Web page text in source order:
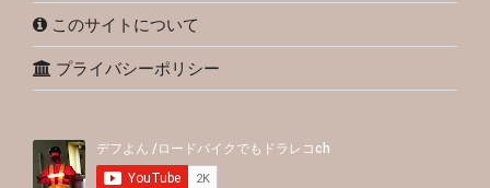
このサイトについて
プライバシーポリシー